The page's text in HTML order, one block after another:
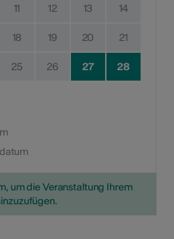
11 12 13 14
18 19 20 21
25 26 27 28
um die Veranstaltung Ihrem